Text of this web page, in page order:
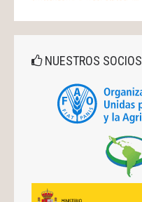
NUESTROS SOCIOS